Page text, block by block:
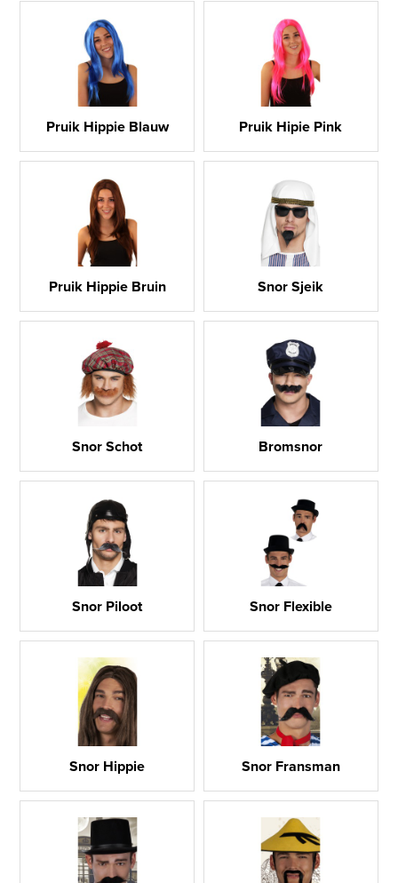
Pruik Hippie Blauw Pruik Hipie Pink
Pruik Hippie Bruin Snor Sjeik
Snor Schot Bromsnor
Snor Piloot Snor Flexible
Snor Hippie Snor Fransman